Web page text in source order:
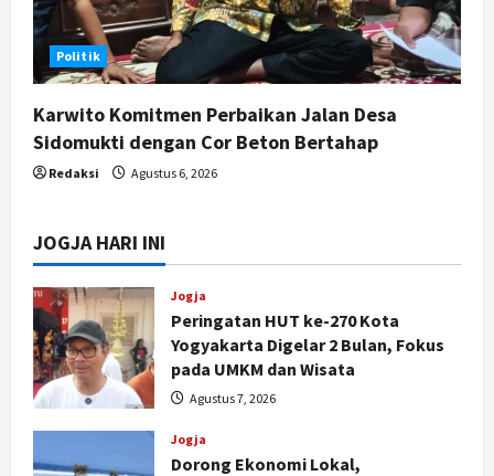
Politik
Karwito Komitmen Perbaikan Jalan Desa
Sidomukti dengan Cor Beton Bertahap
Redaksi Agustus 6, 2026
JOGJA HARI INI
Jogja
Peringatan HUT ke-270 Kota
Yogyakarta Digelar 2 Bulan, Fokus
pada UMKM dan Wisata
Agustus 7, 2026
Jogja
Dorong Ekonomi Lokal,